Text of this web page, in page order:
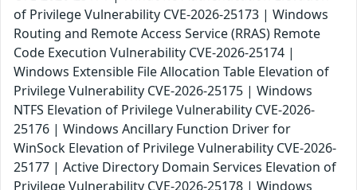
of Privilege Vulnerability CVE-2026-25173 | Windows
Routing and Remote Access Service (RRAS) Remote
Code Execution Vulnerability CVE-2026-25174 |
Windows Extensible File Allocation Table Elevation of
Privilege Vulnerability CVE-2026-25175 | Windows
NTFS Elevation of Privilege Vulnerability CVE-2026-
25176 | Windows Ancillary Function Driver for
WinSock Elevation of Privilege Vulnerability CVE-2026-
25177 | Active Directory Domain Services Elevation of
Privilege Vulnerability CVE-2026-25178 | Windows